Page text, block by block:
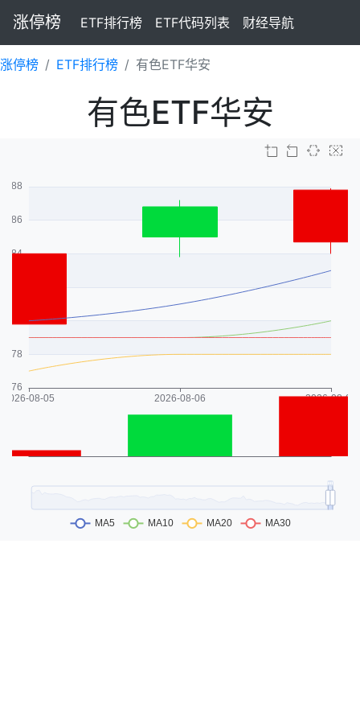
涨停榜 ETF排行榜 ETF代码列表 财经导航
涨停榜 ETF排行榜 有色ETF华安
有色ETF华安